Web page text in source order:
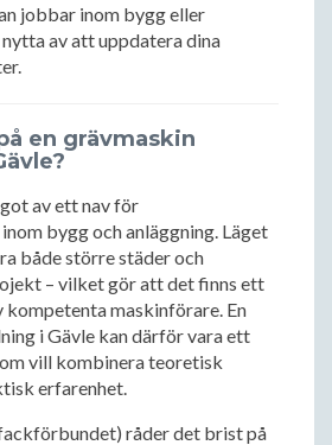
jobbar inom bygg eller
av att uppdatera dina
en grävmaskin
av ett nav för
bygg och anläggning. Läget
både större städer och
– vilket gör att det finns ett
kompetenta maskinförare. En
i Gävle kan därför vara ett
vill kombinera teoretisk
erfarenhet.
råder det brist på